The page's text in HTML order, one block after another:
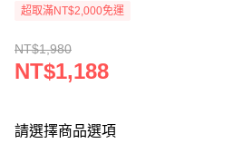
超取滿NT$2,000免運
NT$1,980
NT$1,188
請選擇商品選項